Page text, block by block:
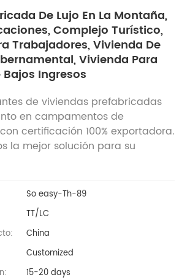
De Lujo En La Montaña,
Complejo Turístico,
Trabajadores, Vivienda De
Vivienda Para
Bajos Ingresos
de viviendas prefabricadas
en campamentos de
certificación 100% exportadora.
la mejor solución para su
So easy-Th-89
TT/LC
China
Customized
15-20 days